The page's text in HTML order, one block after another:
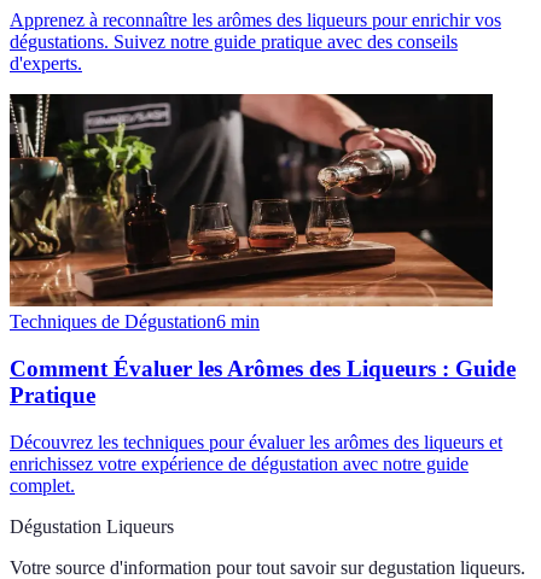
Apprenez à reconnaître les arômes des liqueurs pour enrichir vos
dégustations. Suivez notre guide pratique avec des conseils
d'experts.
Techniques de Dégustation6 min
Comment Évaluer les Arômes des Liqueurs : Guide
Pratique
Découvrez les techniques pour évaluer les arômes des liqueurs et
enrichissez votre expérience de dégustation avec notre guide
complet.
Dégustation Liqueurs
Votre source d'information pour tout savoir sur degustation liqueurs.